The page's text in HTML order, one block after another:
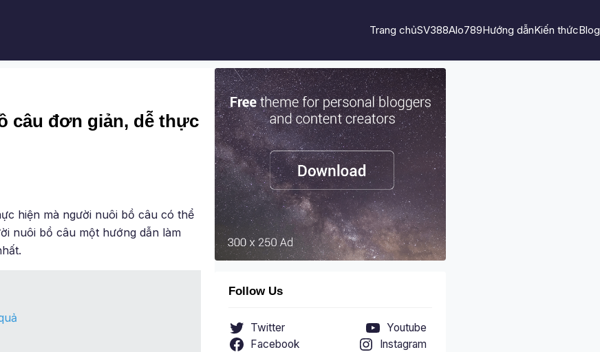
Trang chủSV388Alo789Hướng dẫnKiến thứcBlog
câu đơn giản, dễ thực
hiện mà người nuôi bồ câu có thể
nuôi bồ câu một hướng dẫn làm
Follow Us
Twitter
Youtube
Facebook
Instagram